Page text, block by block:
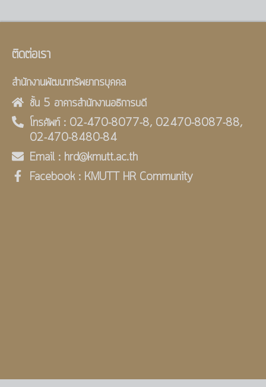
ติดต่อเรา
สำนักงานพัฒนาทรัพยากรบุคคล
ชั้น 5 อาคารสำนักงานอธิการบดี
โทรศัพท์ : 02-470-8077-8, 02470-8087-88,
02-470-8480-84
Email : hrd@kmutt.ac.th
Facebook : KMUTT HR Community